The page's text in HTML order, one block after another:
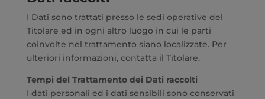
I Dati sono trattati presso le sedi operative del
Titolare ed in ogni altro luogo in cui le parti
coinvolte nel trattamento siano localizzate. Per
ulteriori informazioni, contatta il Titolare.
Tempi del Trattamento dei Dati raccolti
I dati personali ed i dati sensibili sono conservati